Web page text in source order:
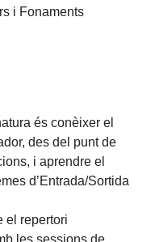
i Fonaments
és conèixer el
des del punt de
i aprendre el
d’Entrada/Sortida
el repertori